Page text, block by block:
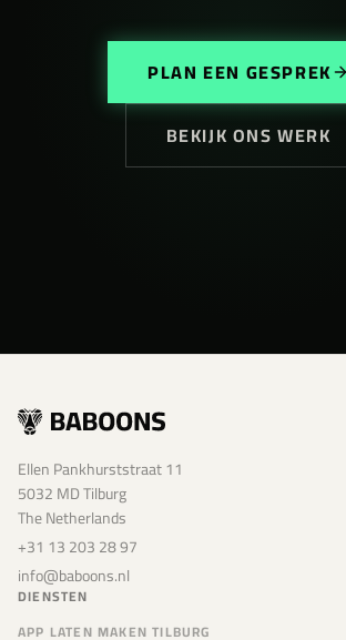
PLAN EEN GESPREK
BEKIJK ONS WERK
Ellen Pankhurststraat 11
5032 MD Tilburg
The Netherlands
+31 13 203 28 97
info@baboons.nl
DIENSTEN
APP LATEN MAKEN TILBURG